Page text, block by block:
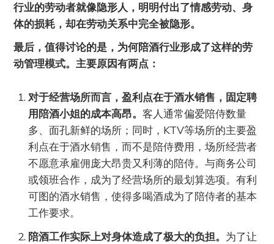
行业的劳动者就像隐形人，明明付出了情感劳动、身
体的损耗，却在劳动关系中完全被隐形。
最后，值得讨论的是，为何陪酒行业形成了这样的劳
动管理模式。主要原因有两点：
对于经营场所而言，盈利点在于酒水销售，固定聘
用陪酒小姐的成本高昂。客人通常偏爱陪侍数量
多、面孔新鲜的场所；同时，KTV等场所的主要盈
利点在于酒水销售，而不是陪侍费用，场所经营者
不愿意承雇佣庞大昂贵又利薄的陪侍。与商务公司
或领班合作，成为了经营场所的最划算选项。有利
可图的酒水销售，使得多喝酒成为了陪侍者的基本
工作要求。
陪酒工作实际上对身体造成了极大的负担。 为了让